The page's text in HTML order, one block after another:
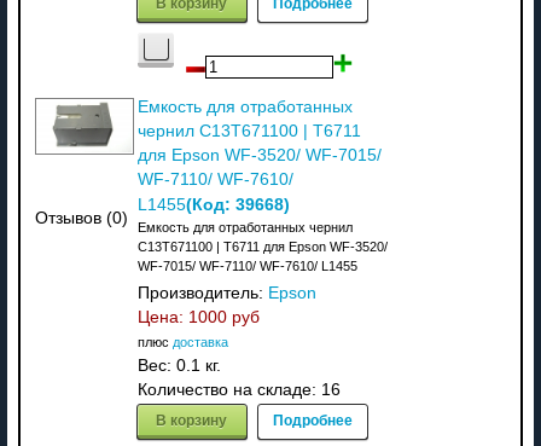
Отзывов (0)
Емкость для отработанных
чернил C13T671100 | T6711
для Epson WF-3520/ WF-7015/
WF-7110/ WF-7610/
L1455(Код: 39668)
Емкость для отработанных чернил
C13T671100 | T6711 для Epson WF-3520/
WF-7015/ WF-7110/ WF-7610/ L1455
Производитель: Epson
Цена: 1000 руб
плюс доставка
Вес: 0.1 кг.
Количество на складе: 16
В корзину Подробнее